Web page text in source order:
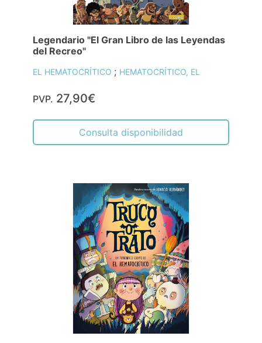
Legendario "El Gran Libro de las Leyendas
del Recreo"
EL HEMATOCRÍTICO ; HEMATOCRÍTICO, EL
PVP. 27,90€
Consulta disponibilidad